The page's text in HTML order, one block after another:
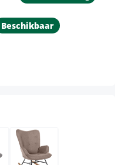
Beschikbaar
taupe